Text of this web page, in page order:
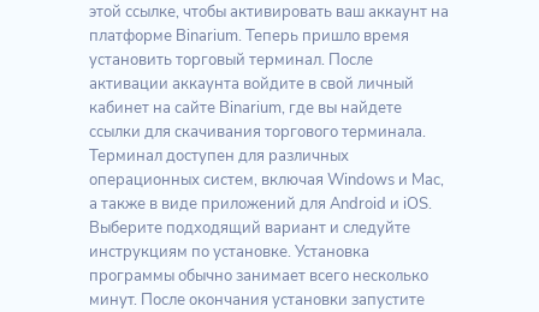
этой ссылке, чтобы активировать ваш аккаунт на
платформе Binarium. Теперь пришло время
установить торговый терминал. После
активации аккаунта войдите в свой личный
кабинет на сайте Binarium, где вы найдете
ссылки для скачивания торгового терминала.
Терминал доступен для различных
операционных систем, включая Windows и Mac,
а также в виде приложений для Android и iOS.
Выберите подходящий вариант и следуйте
инструкциям по установке. Установка
программы обычно занимает всего несколько
минут. После окончания установки запустите